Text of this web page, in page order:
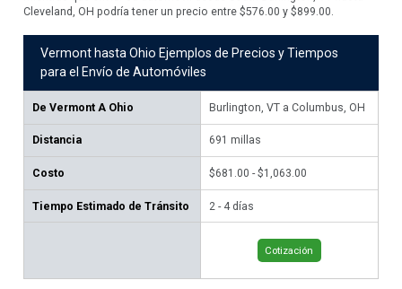
Cleveland, OH podría tener un precio entre $576.00 y $899.00.
Vermont hasta Ohio Ejemplos de Precios y Tiempos
para el Envío de Automóviles
DeVermont A Ohio
Distancia
Costo
Tiempo Estimado de Tránsito
Burlington, VT a Columbus, OH
691 millas
$681.00 - $1,063.00
2 - 4 días
Cotización